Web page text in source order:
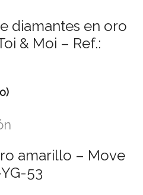
diamantes en oro
& Moi – Ref.:
amarillo – Move
53